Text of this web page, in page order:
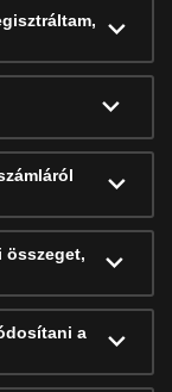
összeget,
a